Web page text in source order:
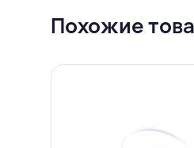
Похожие